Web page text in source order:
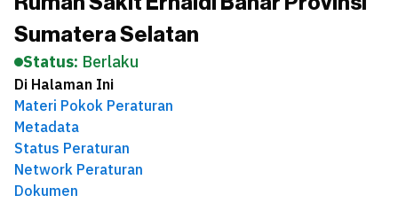
Sumatera Selatan
Status: Berlaku
Di Halaman Ini
Materi Pokok Peraturan
Metadata
Status Peraturan
Network Peraturan
Dokumen